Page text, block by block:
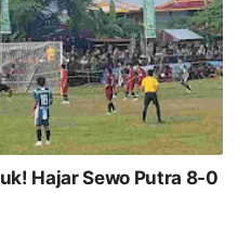
Hajar Sewo Putra 8-0